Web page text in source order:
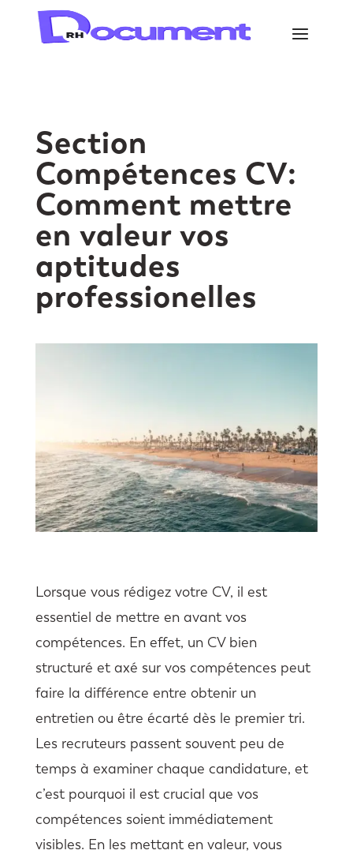
Section
Compétences CV:
Comment mettre
en valeur vos
aptitudes
professionelles
Lorsque vous rédigez votre CV, il est
essentiel de mettre en avant vos
compétences. En effet, un CV bien
structuré et axé sur vos compétences peut
faire la différence entre obtenir un
entretien ou être écarté dès le premier tri.
Les recruteurs passent souvent peu de
temps à examiner chaque candidature, et
c’est pourquoi il est crucial que vos
compétences soient immédiatement
visibles. En les mettant en valeur, vous